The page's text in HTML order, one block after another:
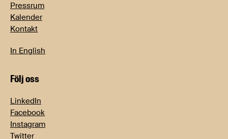
Pressrum
Kalender
Kontakt
In English
Följ oss
LinkedIn
Facebook
Instagram
Twitter